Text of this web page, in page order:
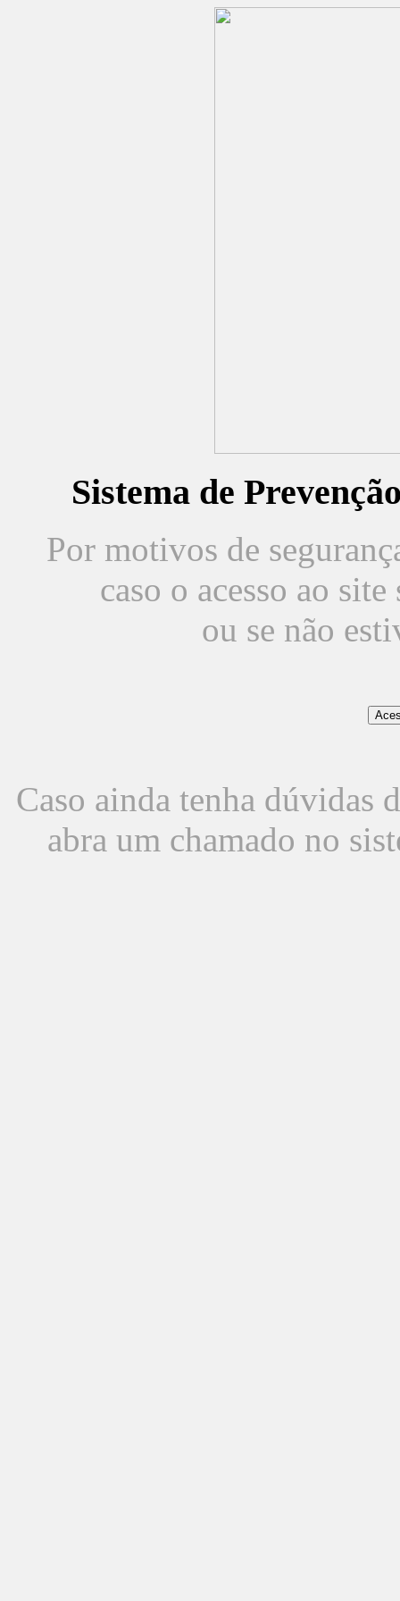
Sistema de
Por motivos de
caso o acesso ao
ou se não
Caso ainda tenha dúvidas
abra um chamado no